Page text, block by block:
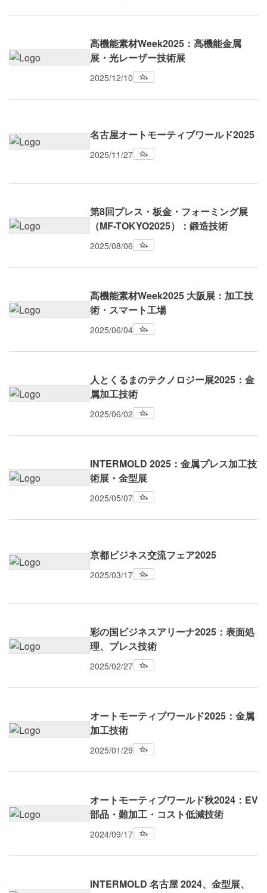
高機能素材Week2025：高機能金属
展・光レーザー技術展
2025/12/10
名古屋オートモーティブワールド2025
2025/11/27
第8回プレス・板金・フォーミング展
（MF-TOKYO2025）：鍛造技術
2025/08/06
高機能素材Week2025 大阪展：加工技
術・スマート工場
2025/06/04
人とくるまのテクノロジー展2025：金
属加工技術
2025/06/02
INTERMOLD 2025：金属プレス加工技
術展・金型展
2025/05/07
京都ビジネス交流フェア2025
2025/03/17
彩の国ビジネスアリーナ2025：表面処
理、プレス技術
2025/02/27
オートモーティブワールド2025：金属
加工技術
2025/01/29
オートモーティブワールド秋2024：EV
部品・難加工・コスト低減技術
2024/09/17
INTERMOLD 名古屋 2024、金型展、